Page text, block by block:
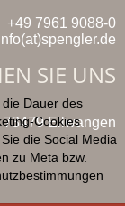
+49 7961 9088-0
SIE UNS
Ellwangen
Dauer des
Cookies
die Social Media
zu Meta bzw.